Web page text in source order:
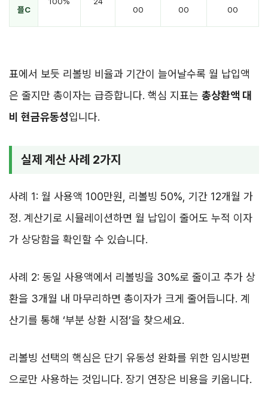
플C
00
00 00
표에서 보듯 리볼빙 비율과 기간이 늘어날수록 월 납입액
은 줄지만 총이자는 급증합니다. 핵심 지표는 총상환액 대
비 현금유동성입니다.
실제 계산 사례 2가지
사례 1: 월 사용액 100만원, 리볼빙 50%, 기간 12개월 가
정. 계산기로 시뮬레이션하면 월 납입이 줄어도 누적 이자
가 상당함을 확인할 수 있습니다.
사례 2: 동일 사용액에서 리볼빙을 30%로 줄이고 추가 상
환을 3개월 내 마무리하면 총이자가 크게 줄어듭니다. 계
산기를 통해 ‘부분 상환 시점’을 찾으세요.
리볼빙 선택의 핵심은 단기 유동성 완화를 위한 임시방편
으로만 사용하는 것입니다. 장기 연장은 비용을 키웁니다.